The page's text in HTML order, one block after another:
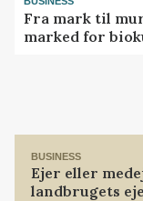
Fra mark til
marked for
BUSINESS
Ejer eller
landbrugets